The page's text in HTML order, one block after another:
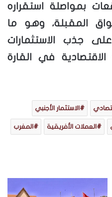
بمواصلة استقراره
المقبلة، وهو ما
جذب الاستثمارات
الاقتصادية في القارة
الاستثمار الأجنبي
العملات الأفريقية المغرب